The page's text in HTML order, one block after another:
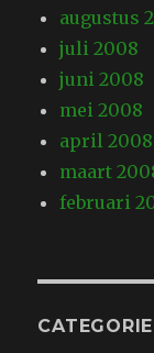
augustus
juli 2008
juni 2008
mei 2008
april 2008
maart
februari